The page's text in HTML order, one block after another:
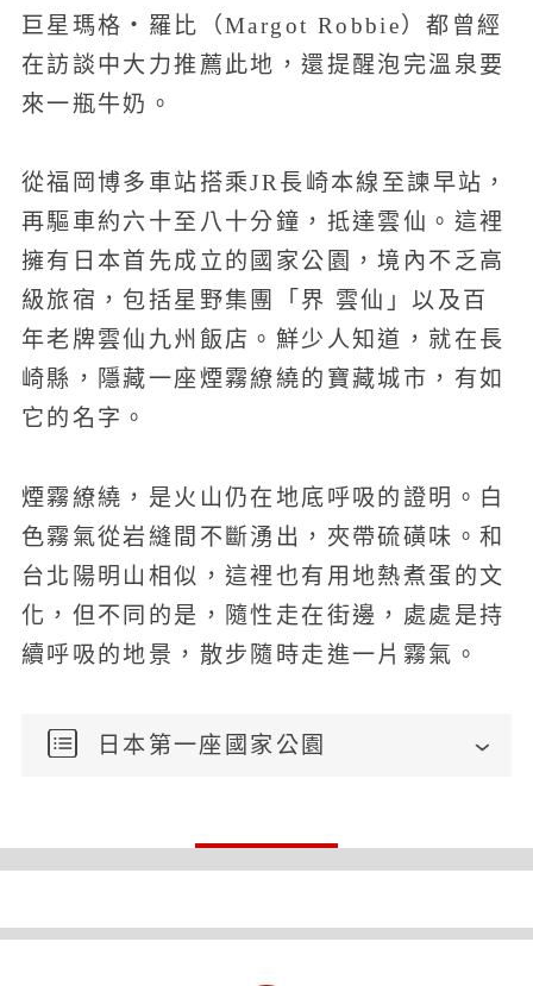
巨星瑪格・羅比（Margot Robbie）都曾經
在訪談中大力推薦此地，還提醒泡完溫泉要
來一瓶牛奶。
從福岡博多車站搭乘JR長崎本線至諫早站，
再驅車約六十至八十分鐘，抵達雲仙。這裡
擁有日本首先成立的國家公園，境內不乏高
級旅宿，包括星野集團「界 雲仙」以及百
年老牌雲仙九州飯店。鮮少人知道，就在長
崎縣，隱藏一座煙霧繚繞的寶藏城市，有如
它的名字。
煙霧繚繞，是火山仍在地底呼吸的證明。白
色霧氣從岩縫間不斷湧出，夾帶硫磺味。和
台北陽明山相似，這裡也有用地熱煮蛋的文
化，但不同的是，隨性走在街邊，處處是持
續呼吸的地景，散步隨時走進一片霧氣。
日本第一座國家公園
這片奇景有個暗黑名稱，叫「雲仙地獄」。